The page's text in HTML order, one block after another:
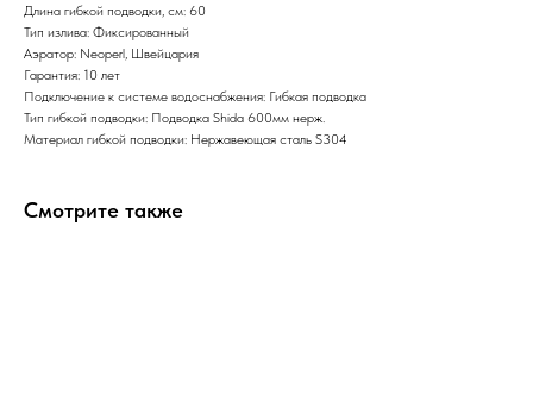
Длина гибкой подводки, см: 60
Тип излива: Фиксированный
Аэратор: Neoperl, Швейцария
Гарантия: 10 лет
Подключение к системе водоснабжения: Гибкая подводка
Тип гибкой подводки: Подводка Shida 600мм нерж.
Материал гибкой подводки: Нержавеющая сталь S304
Смотрите также